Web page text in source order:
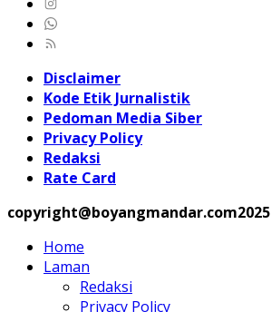
Disclaimer
Kode Etik Jurnalistik
Pedoman Media Siber
Privacy Policy
Redaksi
Rate Card
copyright@boyangmandar.com2025
Home
Laman
Redaksi
Privacy Policy